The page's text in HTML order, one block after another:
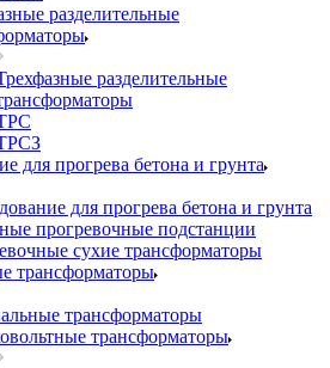
разделительные
разделительные
для прогрева бетона и грунта
для прогрева бетона и грунта
прогревочные подстанции
сухие трансформаторы
трансформаторы
трансформаторы
трансформаторы